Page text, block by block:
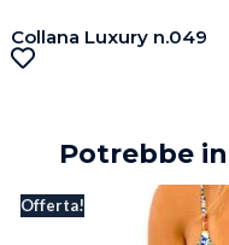
Collana Luxury n.049
Potrebbe
Offerta!